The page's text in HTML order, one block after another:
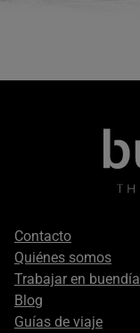
Footer
secondary
Contacto
Quiénes somos
Trabajar en buendía
Blog
Guías de viaje